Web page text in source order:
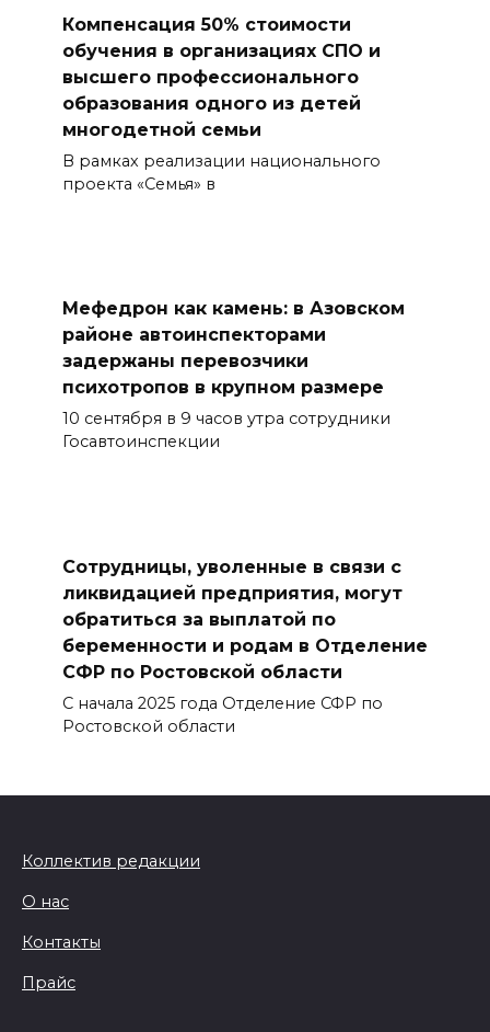
Компенсация 50% стоимости
обучения в организациях СПО и
высшего профессионального
образования одного из детей
многодетной семьи
В рамках реализации национального
проекта «Семья» в
Мефедрон как камень: в Азовском
районе автоинспекторами
задержаны перевозчики
психотропов в крупном размере
10 сентября в 9 часов утра сотрудники
Госавтоинспекции
Сотрудницы, уволенные в связи с
ликвидацией предприятия, могут
обратиться за выплатой по
беременности и родам в Отделение
СФР по Ростовской области
С начала 2025 года Отделение СФР по
Ростовской области
Коллектив редакции
О нас
Контакты
Прайс